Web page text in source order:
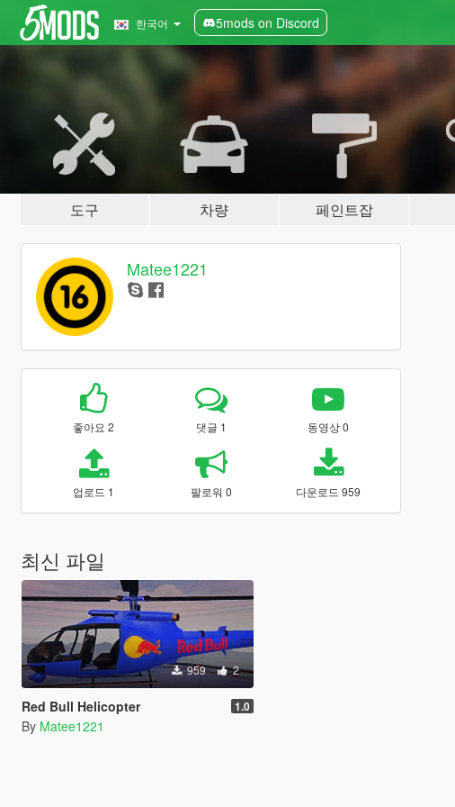
한국어 5mods on Discord
도구 차량 페인트잡
Matee1221
좋아요 2 댓글 1 동영상 0
업로드 1 팔로워 0 다운로드 959
최신 파일
959 2
Red Bull Helicopter 1.0
By Matee1221